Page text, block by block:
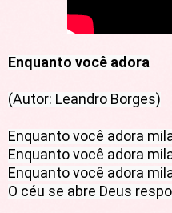
Enquanto você adora
(Autor: Leandro Borges)
Enquanto você adora
Enquanto você adora
Enquanto você adora
O céu se abre Deus